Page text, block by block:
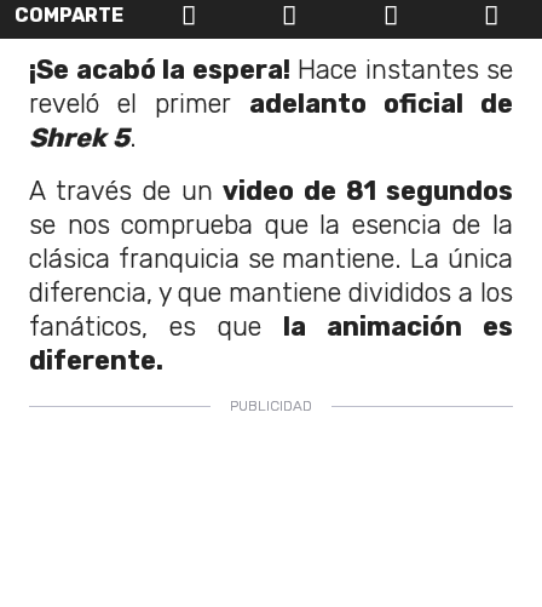
COMPARTE
¡Se acabó la espera! Hace instantes se
reveló el primer adelanto oficial de
Shrek 5.
A través de unvideo de 81 segundos
se nos comprueba que la esencia de la
clásica franquicia se mantiene. La única
diferencia, y que mantiene divididos a los
fanáticos, es que la animación es
diferente.